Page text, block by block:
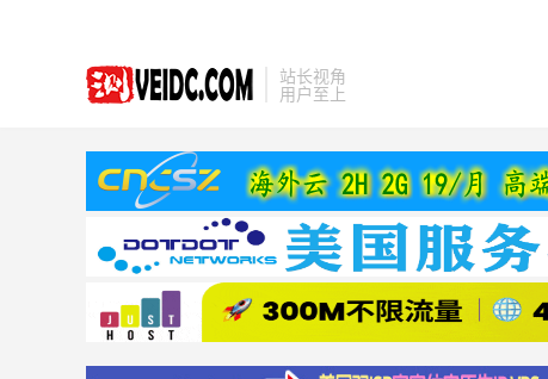
站长视角
用户至上